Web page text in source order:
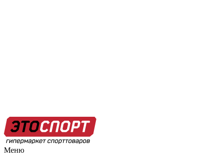
Меню